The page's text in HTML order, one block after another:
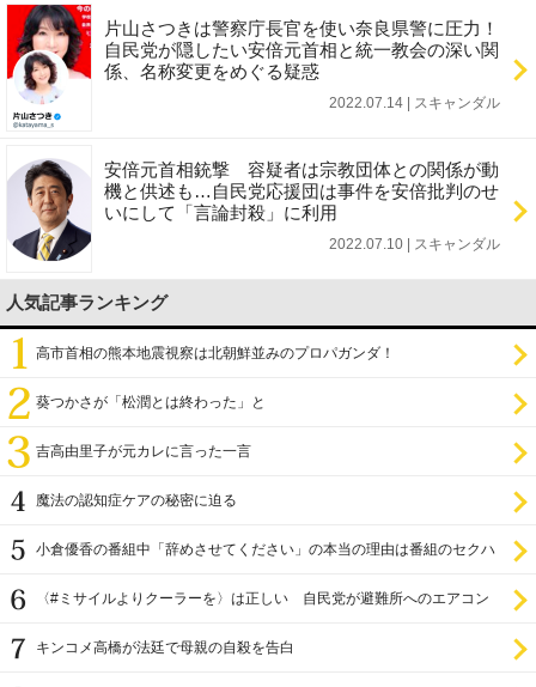
片山さつきは警察庁長官を使い奈良県警に圧力！
自民党が隠したい安倍元首相と統一教会の深い関
係、名称変更をめぐる疑惑
2022.07.14 | スキャンダル
安倍元首相銃撃 容疑者は宗教団体との関係が動
機と供述も…自民党応援団は事件を安倍批判のせ
いにして「言論封殺」に利用
2022.07.10 | スキャンダル
人気記事ランキング
高市首相の熊本地震視察は北朝鮮並みのプロパガンダ！
葵つかさが「松潤とは終わった」と
吉高由里子が元カレに言った一言
魔法の認知症ケアの秘密に迫る
小倉優香の番組中「辞めさせてください」の本当の理由は番組のセクハ
〈#ミサイルよりクーラーを〉は正しい 自民党が避難所へのエアコン
キンコメ高橋が法廷で母親の自殺を告白